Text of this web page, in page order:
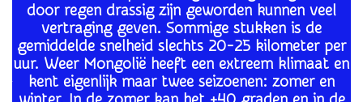
door regen drassig zijn geworden kunnen veel
vertraging geven. Sommige stukken is de
gemiddelde snelheid slechts 20-25 kilometer per
uur. Weer Mongolië heeft een extreem klimaat en
kent eigenlijk maar twee seizoenen: zomer en